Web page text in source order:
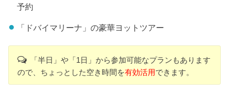
予約
「ドバイマリーナ」の豪華ヨットツアー
「半日」や「1日」から参加可能なプランもあります
ので、ちょっとした空き時間を有効活用できます。